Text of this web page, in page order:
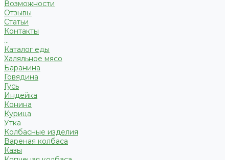
Возможности
Отзывы
Статьи
Контакты
...
Каталог еды
Халяльное мясо
Баранина
Говядина
Гусь
Индейка
Конина
Курица
Утка
Колбасные изделия
Вареная колбаса
Казы